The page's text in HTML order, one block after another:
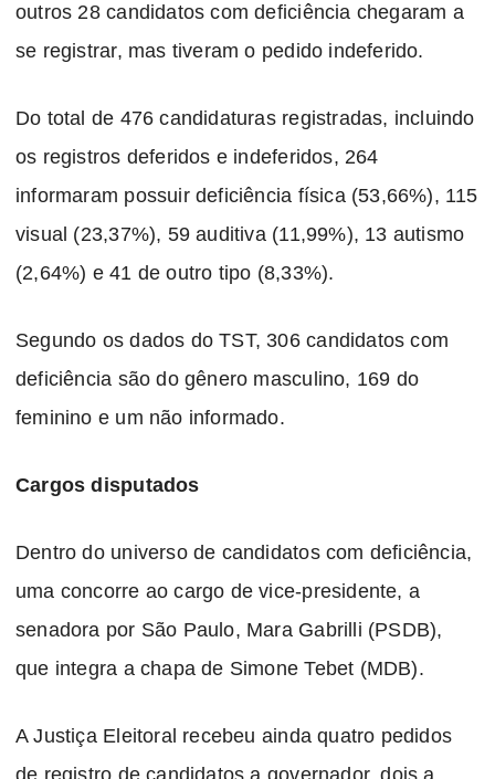
outros 28 candidatos com deficiência chegaram a
se registrar, mas tiveram o pedido indeferido.
Do total de 476 candidaturas registradas, incluindo
os registros deferidos e indeferidos, 264
informaram possuir deficiência física (53,66%), 115
visual (23,37%), 59 auditiva (11,99%), 13 autismo
(2,64%) e 41 de outro tipo (8,33%).
Segundo os dados do TST, 306 candidatos com
deficiência são do gênero masculino, 169 do
feminino e um não informado.
Cargos disputados
Dentro do universo de candidatos com deficiência,
uma concorre ao cargo de vice-presidente, a
senadora por São Paulo, Mara Gabrilli (PSDB),
que integra a chapa de Simone Tebet (MDB).
A Justiça Eleitoral recebeu ainda quatro pedidos